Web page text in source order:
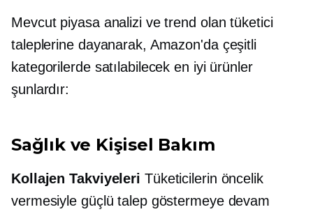
Mevcut piyasa analizi ve trend olan tüketici
taleplerine dayanarak, Amazon'da çeşitli
kategorilerde satılabilecek en iyi ürünler
şunlardır:
Sağlık ve Kişisel Bakım
Kollajen Takviyeleri Tüketicilerin öncelik
vermesiyle güçlü talep göstermeye devam